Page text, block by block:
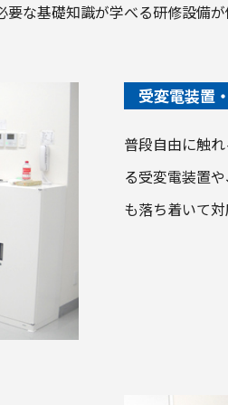
要な基礎知識が学べる研修設備
受変電装置
普段自由に触
る受変電装置
も落ち着いて